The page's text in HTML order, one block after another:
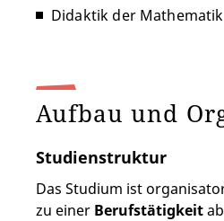
Didaktik der Mathematik
Aufbau und
Studienstruktur
Das Studium ist
zu einer Berufstätigkeit